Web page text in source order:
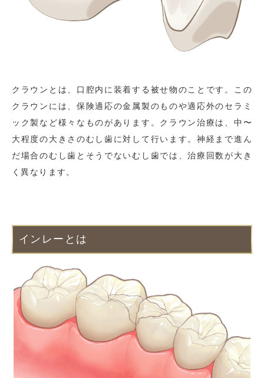
クラウンとは、口腔内に装着する被せ物のことです。この
クラウンには、保険適応の金属製のものや適応外のセラミ
ック製など様々なものがあります。クラウン治療は、中〜
大程度の大きさのむし歯に対して行います。神経まで進ん
だ場合のむし歯とそうでないむし歯では、治療回数が大き
く異なります。
インレーとは